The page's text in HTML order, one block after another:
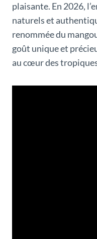
plaisante. En 2026,
naturels et
renommée du
goût unique et
au cœur des